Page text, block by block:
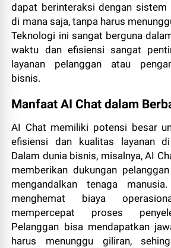
dapat berinteraksi dengan sistem
di mana saja, tanpa harus
Teknologi ini sangat berguna
waktu dan efisiensi sangat
layanan pelanggan atau
bisnis.
Manfaat AI Chat dalam
AI Chat memiliki potensi besar
efisiensi dan kualitas layanan
Dalam dunia bisnis, misalnya, AI
memberikan dukungan
mengandalkan tenaga
menghemat biaya
mempercepat proses
Pelanggan bisa mendapatkan
harus menunggu giliran,